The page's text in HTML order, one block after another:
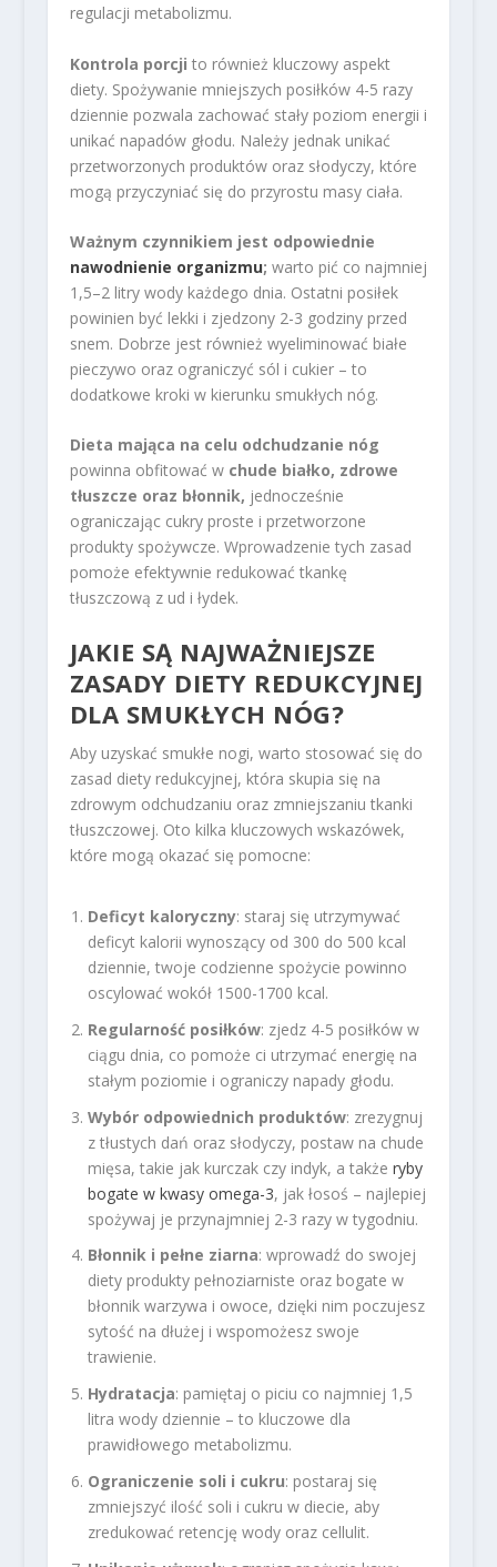
regulacji metabolizmu.
Kontrola porcji to również kluczowy aspekt
diety. Spożywanie mniejszych posiłków 4-5 razy
dziennie pozwala zachować stały poziom energii i
unikać napadów głodu. Należy jednak unikać
przetworzonych produktów oraz słodyczy, które
mogą przyczyniać się do przyrostu masy ciała.
Ważnym czynnikiem jest odpowiednie
nawodnienie organizmu; warto pić co najmniej
1,5–2 litry wody każdego dnia. Ostatni posiłek
powinien być lekki i zjedzony 2-3 godziny przed
snem. Dobrze jest również wyeliminować białe
pieczywo oraz ograniczyć sól i cukier – to
dodatkowe kroki w kierunku smukłych nóg.
Dieta mająca na celu odchudzanie nóg
powinna obfitować w chude białko, zdrowe
tłuszcze oraz błonnik, jednocześnie
ograniczając cukry proste i przetworzone
produkty spożywcze. Wprowadzenie tych zasad
pomoże efektywnie redukować tkankę
tłuszczową z ud i łydek.
JAKIE SĄ NAJWAŻNIEJSZE
ZASADY DIETY REDUKCYJNEJ
DLA SMUKŁYCH NÓG?
Aby uzyskać smukłe nogi, warto stosować się do
zasad diety redukcyjnej, która skupia się na
zdrowym odchudzaniu oraz zmniejszaniu tkanki
tłuszczowej. Oto kilka kluczowych wskazówek,
które mogą okazać się pomocne:
Deficyt kaloryczny: staraj się utrzymywać
deficyt kalorii wynoszący od 300 do 500 kcal
dziennie, twoje codzienne spożycie powinno
oscylować wokół 1500-1700 kcal.
Regularność posiłków: zjedz 4-5 posiłków w
ciągu dnia, co pomoże ci utrzymać energię na
stałym poziomie i ograniczy napady głodu.
Wybór odpowiednich produktów: zrezygnuj
z tłustych dań oraz słodyczy, postaw na chude
mięsa, takie jak kurczak czy indyk, a także ryby
bogate w kwasy omega-3, jak łosoś – najlepiej
spożywaj je przynajmniej 2-3 razy w tygodniu.
Błonnik i pełne ziarna: wprowadź do swojej
diety produkty pełnoziarniste oraz bogate w
błonnik warzywa i owoce, dzięki nim poczujesz
sytość na dłużej i wspomożesz swoje
trawienie.
Hydratacja: pamiętaj o piciu co najmniej 1,5
litra wody dziennie – to kluczowe dla
prawidłowego metabolizmu.
Ograniczenie soli i cukru: postaraj się
zmniejszyć ilość soli i cukru w diecie, aby
zredukować retencję wody oraz cellulit.